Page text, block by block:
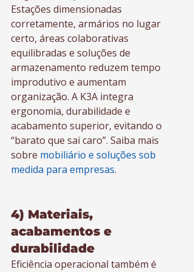
Estações dimensionadas
corretamente, armários no lugar
certo, áreas colaborativas
equilibradas e soluções de
armazenamento reduzem tempo
improdutivo e aumentam
organização. A K3A integra
ergonomia, durabilidade e
acabamento superior, evitando o
“barato que sai caro”. Saiba mais
sobre mobiliário e soluções sob
medida para empresas.
4) Materiais,
acabamentos e
durabilidade
Eficiência operacional também é